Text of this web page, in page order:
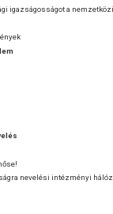
igazságosságot a
nevelési intézményi